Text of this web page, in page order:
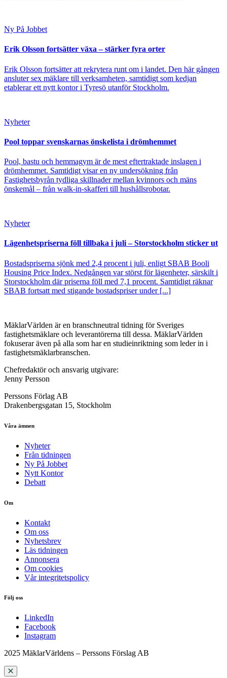
Ny På Jobbet
Erik Olsson fortsätter växa – stärker fyra orter
Erik Olsson fortsätter att rekrytera runt om i landet. Den här gången
ansluter sex mäklare till verksamheten, samtidigt som kedjan
etablerar ett nytt kontor i Tyresö utanför Stockholm.
Nyheter
Pool toppar svenskarnas önskelista i drömhemmet
Pool, bastu och hemmagym är de mest eftertraktade inslagen i
drömhemmet. Samtidigt visar en ny undersökning från
Fastighetsbyrån tydliga skillnader mellan kvinnors och mäns
önskemål – från walk-in-skafferi till hushållsrobotar.
Nyheter
Lägenhetspriserna föll tillbaka i juli – Storstockholm sticker ut
Bostadspriserna sjönk med 2,4 procent i juli, enligt SBAB Booli
Housing Price Index. Nedgången var störst för lägenheter, särskilt i
Storstockholm där priserna föll med 7,1 procent. Samtidigt räknar
SBAB fortsatt med stigande bostadspriser under [...]
MäklarVärlden är en branschneutral tidning för Sveriges
fastighetsmäklare och leverantörerna till dessa. MäklarVärlden
fokuserar även på alla som har en studieinriktning som leder in i
fastighetsmäklarbranschen.
Chefredaktör och ansvarig utgivare:
Jenny Persson
Perssons Förlag AB
Drakenbergsgatan 15, Stockholm
Våra ämnen
Nyheter
Från tidningen
Ny På Jobbet
Nytt Kontor
Debatt
Om
Kontakt
Om oss
Nyhetsbrev
Läs tidningen
Annonsera
Om cookies
Vår integritetspolicy
Följ oss
LinkedIn
Facebook
Instagram
2025 MäklarVärldens – Perssons Förslag AB